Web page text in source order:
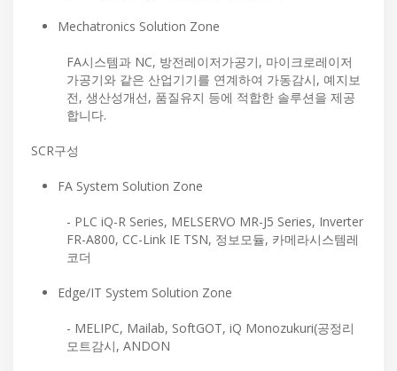
Mechatronics Solution Zone
FA시스템과 NC, 방전레이저가공기, 마이크로레이저
가공기와 같은 산업기기를 연계하여 가동감시, 예지보
전, 생산성개선, 품질유지 등에 적합한 솔루션을 제공
합니다.
SCR구성
FA System Solution Zone
- PLC iQ-R Series, MELSERVO MR-J5 Series, Inverter
FR-A800, CC-Link IE TSN, 정보모듈, 카메라시스템레
코더
Edge/IT System Solution Zone
- MELIPC, Mailab, SoftGOT, iQ Monozukuri(공정리
모트감시, ANDON